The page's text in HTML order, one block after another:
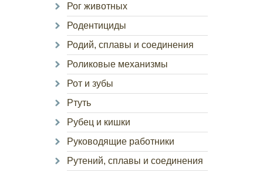
Рог животных
Родентициды
Родий, сплавы и соединения
Роликовые механизмы
Рот и зубы
Ртуть
Рубец и кишки
Руководящие работники
Рутений, сплавы и соединения